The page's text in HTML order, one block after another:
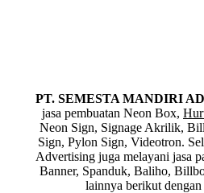
PT. SEMESTA MANDIRI
jasa pembuatan Neon Box,
Neon Sign, Signage Akrilik,
Sign, Pylon Sign, Videotron.
Advertising juga melayani jasa
Banner, Spanduk, Baliho,
lainnya berikut